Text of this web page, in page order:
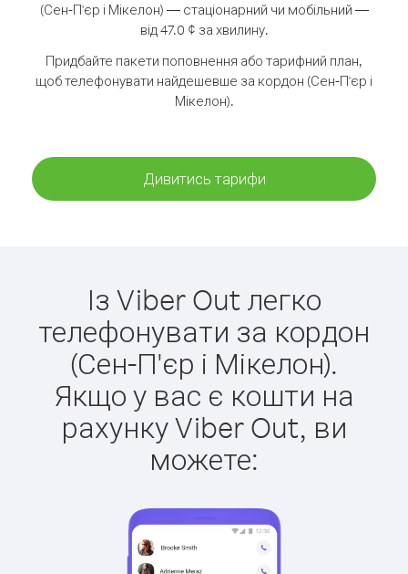
(Сен-П'єр і Мікелон) — стаціонарний чи мобільний —
від 47.0 ¢ за хвилину.
Придбайте пакети поповнення або тарифний план,
щоб телефонувати найдешевше за кордон (Сен-П'єр і
Мікелон).
Дивитись тарифи
Із Viber Out легко
телефонувати за кордон
(Сен-П'єр і Мікелон).
Якщо у вас є кошти на
рахунку Viber Out, ви
можете: